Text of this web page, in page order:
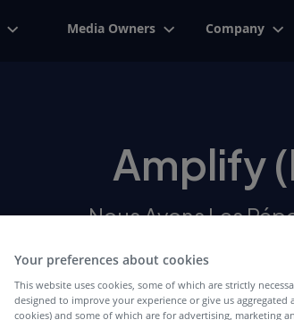
Media Owners Company
Amplify
Nous Avons Les
Your preferences about cookies
This website uses cookies, some of which are strictly
designed to improve your experience or give us
cookies) and some of which are for advertising, marketing